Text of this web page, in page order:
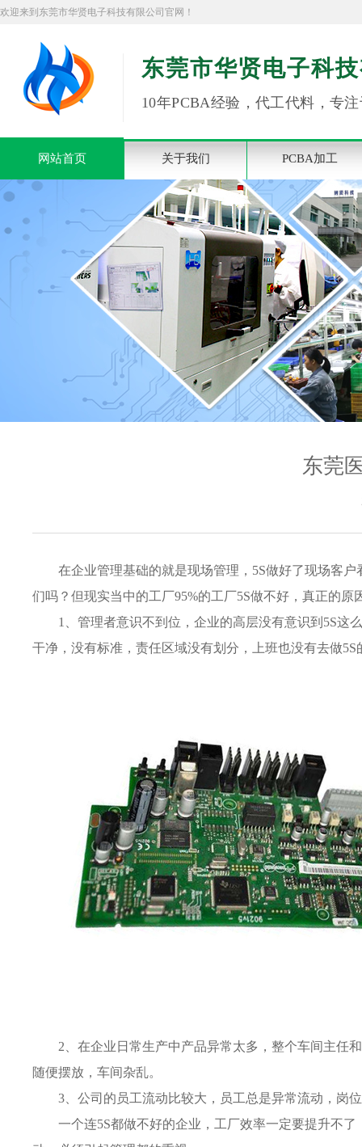
欢迎来到东莞市华贤电子科技有限公司官网！
东莞市华贤电子科
10年PCBA经验，代工代料，专
网站首页 关于我们 PCBA加工
东莞
在企业管理基础的就是现场管理，5S做好了现场客
们吗？但现实当中的工厂95%的工厂5S做不好，真正的原
1、管理者意识不到位，企业的高层没有意识到5S这
干净，没有标准，责任区域没有划分，上班也没有去做
2、在企业日常生产中产品异常太多，整个车间主任
随便摆放，车间杂乱。
3、公司的员工流动比较大，员工总是异常流动，岗
一个连5S都做不好的企业，工厂效率一定要提升不